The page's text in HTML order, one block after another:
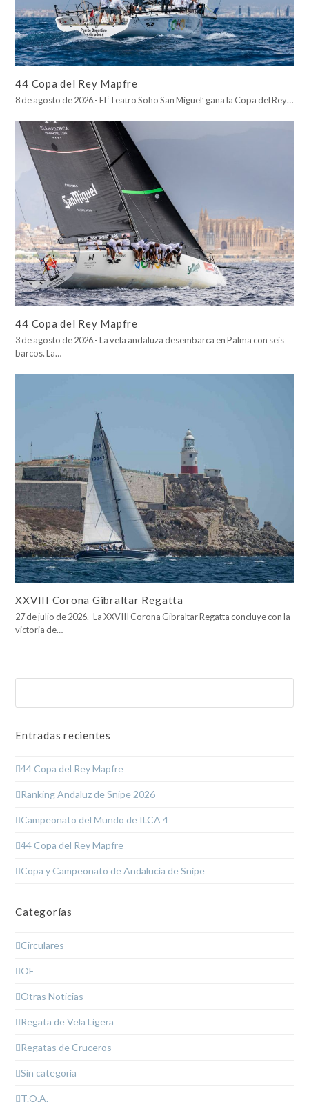
44 Copa del Rey Mapfre
8 de agosto de 2026.- El ‘Teatro Soho San Miguel’ gana la Copa del Rey…
44 Copa del Rey Mapfre
3 de agosto de 2026.- La vela andaluza desembarca en Palma con seis
barcos. La…
XXVIII Corona Gibraltar Regatta
27 de julio de 2026.- La XXVIII Corona Gibraltar Regatta concluye con la
victoria de…
Entradas recientes
44 Copa del Rey Mapfre
Ranking Andaluz de Snipe 2026
Campeonato del Mundo de ILCA 4
44 Copa del Rey Mapfre
Copa y Campeonato de Andalucía de Snipe
Categorías
Circulares
OE
Otras Noticias
Regata de Vela Ligera
Regatas de Cruceros
Sin categoría
T.O.A.